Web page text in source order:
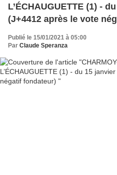
L’ÉCHAUGUETTE (1) -
(J+4412 après le vote
Publié le 15/01/2021 à 05:00
Par Claude Speranza